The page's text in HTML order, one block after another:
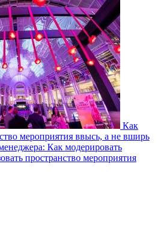
Как
мероприятия ввысь, а не вширь
Как модерировать
пространство мероприятия